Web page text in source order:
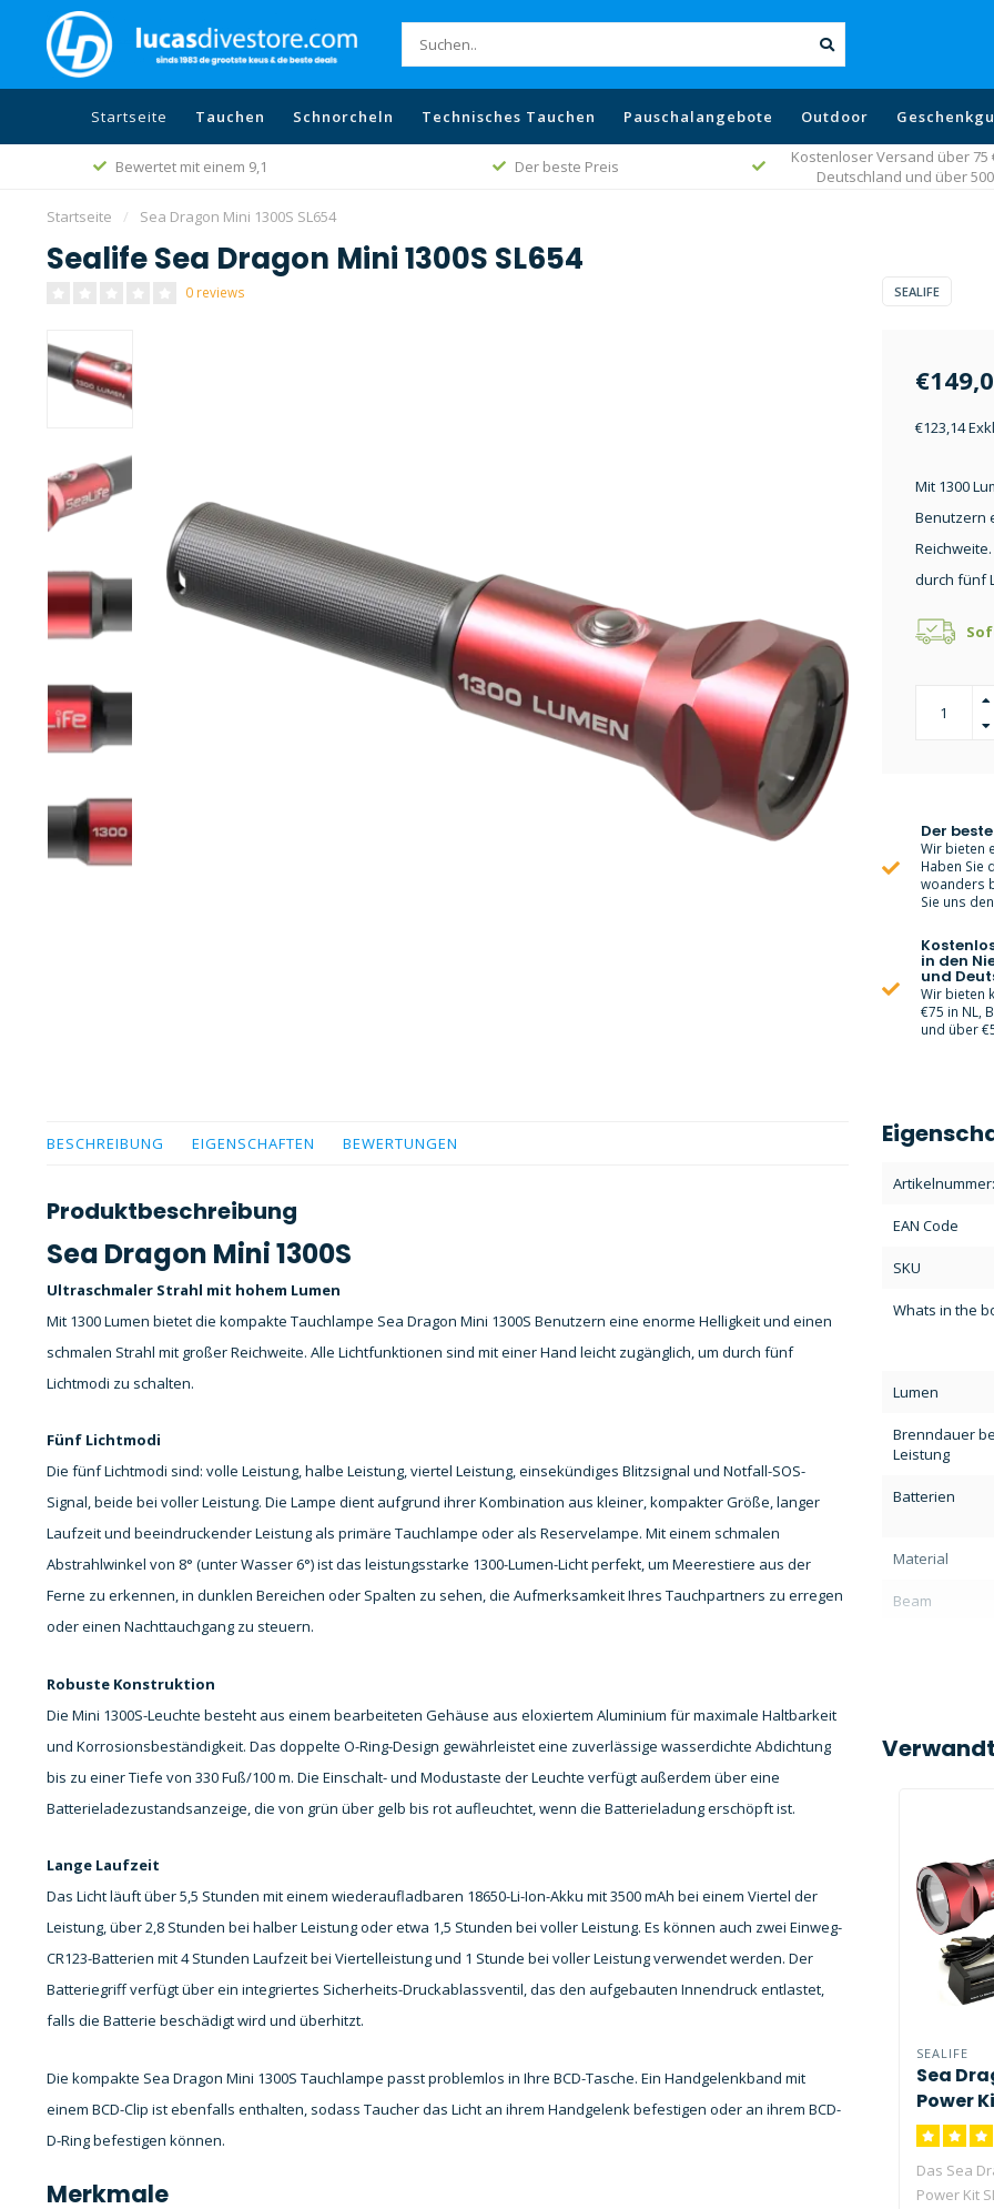
Startseite Tauchen Schnorcheln Technisches Tauchen Pauschalangebote Outdoor
Bewertet mit einem 9,1 Der beste Preis
Kostenloser Versand über 75
Deutschland und über
Startseite / Sea Dragon Mini 1300S SL654
Sealife Sea Dragon Mini 1300S SL654
0 reviews SEALIFE
€123,14
Mit 1300
Benutzern
durch fünf
Der
Wir bieten
Haben Sie
woanders
Sie uns
in den
und
Wir bieten
€75 in NL,
und über
BESCHREIBUNG EIGENSCHAFTEN BEWERTUNGEN
Produktbeschreibung
Sea Dragon Mini 1300S
Ultraschmaler Strahl mit hohem Lumen
Mit 1300 Lumen bietet die kompakte Tauchlampe Sea Dragon Mini 1300S Benutzern eine enorme Helligkeit und einen
schmalen Strahl mit großer Reichweite. Alle Lichtfunktionen sind mit einer Hand leicht zugänglich, um durch fünf
Lichtmodi zu schalten.
Fünf Lichtmodi
Die fünf Lichtmodi sind: volle Leistung, halbe Leistung, viertel Leistung, einsekündiges Blitzsignal und Notfall-SOS-
Signal, beide bei voller Leistung. Die Lampe dient aufgrund ihrer Kombination aus kleiner, kompakter Größe, langer
Laufzeit und beeindruckender Leistung als primäre Tauchlampe oder als Reservelampe. Mit einem schmalen
Abstrahlwinkel von 8° (unter Wasser 6°) ist das leistungsstarke 1300-Lumen-Licht perfekt, um Meerestiere aus der
Ferne zu erkennen, in dunklen Bereichen oder Spalten zu sehen, die Aufmerksamkeit Ihres Tauchpartners zu erregen
oder einen Nachttauchgang zu steuern.
Robuste Konstruktion
Die Mini 1300S-Leuchte besteht aus einem bearbeiteten Gehäuse aus eloxiertem Aluminium für maximale Haltbarkeit
und Korrosionsbeständigkeit. Das doppelte O-Ring-Design gewährleistet eine zuverlässige wasserdichte Abdichtung
bis zu einer Tiefe von 330 Fuß/100 m. Die Einschalt- und Modustaste der Leuchte verfügt außerdem über eine
Batterieladezustandsanzeige, die von grün über gelb bis rot aufleuchtet, wenn die Batterieladung erschöpft ist.
Lange Laufzeit
Das Licht läuft über 5,5 Stunden mit einem wiederaufladbaren 18650-Li-Ion-Akku mit 3500 mAh bei einem Viertel der
Leistung, über 2,8 Stunden bei halber Leistung oder etwa 1,5 Stunden bei voller Leistung. Es können auch zwei Einweg-
CR123-Batterien mit 4 Stunden Laufzeit bei Viertelleistung und 1 Stunde bei voller Leistung verwendet werden. Der
Batteriegriff verfügt über ein integriertes Sicherheits-Druckablassventil, das den aufgebauten Innendruck entlastet,
falls die Batterie beschädigt wird und überhitzt.
Die kompakte Sea Dragon Mini 1300S Tauchlampe passt problemlos in Ihre BCD-Tasche. Ein Handgelenkband mit
einem BCD-Clip ist ebenfalls enthalten, sodass Taucher das Licht an ihrem Handgelenk befestigen oder an ihrem BCD-
D-Ring befestigen können.
Merkmale
Artikelnummer:
EAN Code
SKU
Whats in the
Lumen
Brenndauer
Leistung
Batterien
Material
Beam
SEALIFE
Sea
Power
Das Sea
Power Kit